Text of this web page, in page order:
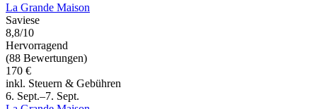
La Grande Maison
Saviese
8,8/10
Hervorragend
(88 Bewertungen)
170 €
inkl. Steuern & Gebühren
6. Sept.–7. Sept.